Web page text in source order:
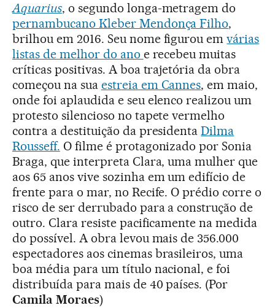
Aquarius, o segundo longa-metragem do
pernambucano Kleber Mendonça Filho,
brilhou em 2016. Seu nome figurou emvárias
listas de melhor do ano e recebeu muitas
críticas positivas. A boa trajetória da obra
começou na sua estreia em Cannes, em maio,
onde foi aplaudida e seu elenco realizou um
protesto silencioso no tapete vermelho
contra a destituição da presidentaDilma
Rousseff. O filme é protagonizado por Sonia
Braga, que interpreta Clara, uma mulher que
aos 65 anos vive sozinha em um edifício de
frente para o mar, no Recife. O prédio corre o
risco de ser derrubado para a construção de
outro. Clara resiste pacificamente na medida
do possível. A obra levou mais de 356.000
espectadores aos cinemas brasileiros, uma
boa média para um título nacional, e foi
distribuída para mais de 40 países. (Por
Camila Moraes)